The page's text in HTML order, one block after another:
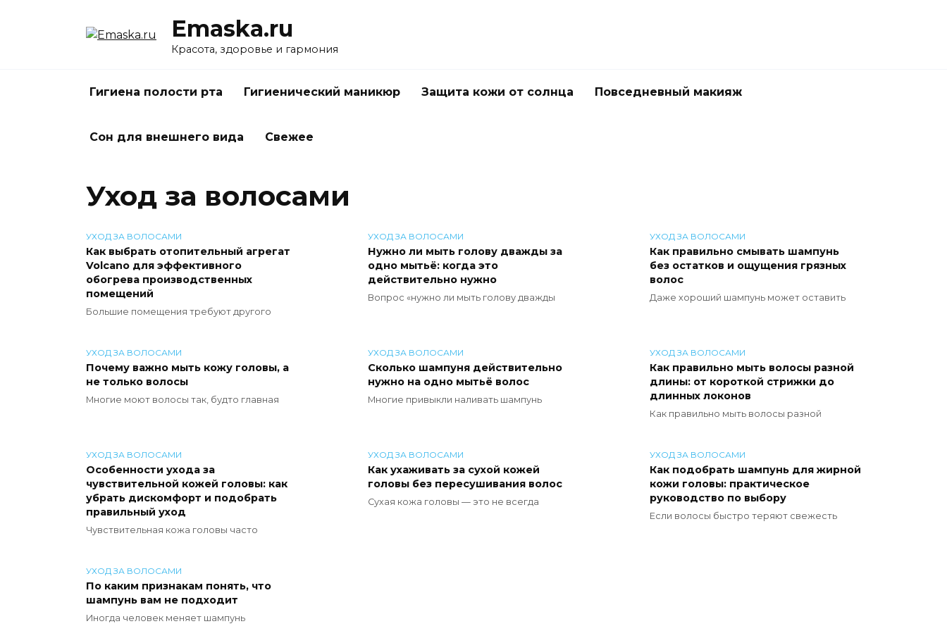
Emaska.ru
Красота, здоровье и гармония
Гигиена полости рта Гигиенический маникюр Защита кожи от солнца Повседневный макияж
Сон для внешнего вида Свежее
Уход за волосами
УХОД ЗА ВОЛОСАМИ
Как выбрать отопительный агрегат
Volcano для эффективного
обогрева производственных
помещений
Большие помещения требуют другого
УХОД ЗА ВОЛОСАМИ
Нужно ли мыть голову дважды за
одно мытьё: когда это
действительно нужно
Вопрос «нужно ли мыть голову дважды
УХОД ЗА ВОЛОСАМИ
Как правильно смывать шампунь
без остатков и ощущения грязных
волос
Даже хороший шампунь может оставить
УХОД ЗА ВОЛОСАМИ
Почему важно мыть кожу головы, а
не только волосы
Многие моют волосы так, будто главная
УХОД ЗА ВОЛОСАМИ
Сколько шампуня действительно
нужно на одно мытьё волос
Многие привыкли наливать шампунь
УХОД ЗА ВОЛОСАМИ
Как правильно мыть волосы разной
длины: от короткой стрижки до
длинных локонов
Как правильно мыть волосы разной
УХОД ЗА ВОЛОСАМИ
Особенности ухода за
чувствительной кожей головы: как
убрать дискомфорт и подобрать
правильный уход
Чувствительная кожа головы часто
УХОД ЗА ВОЛОСАМИ
Как ухаживать за сухой кожей
головы без пересушивания волос
Сухая кожа головы — это не всегда
УХОД ЗА ВОЛОСАМИ
Как подобрать шампунь для жирной
кожи головы: практическое
руководство по выбору
Если волосы быстро теряют свежесть
УХОД ЗА ВОЛОСАМИ
По каким признакам понять, что
шампунь вам не подходит
Иногда человек меняет шампунь